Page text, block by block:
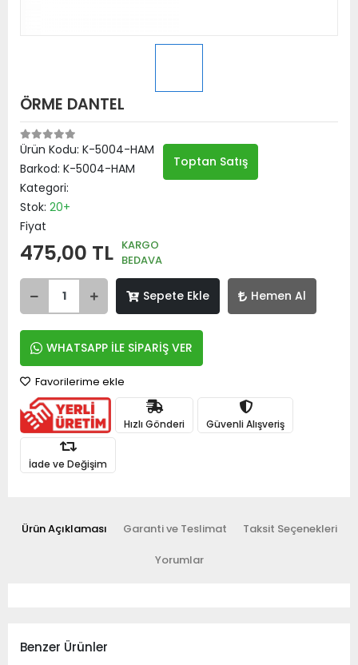
ÖRME DANTEL
Ürün Kodu: K-5004-HAM
Barkod: K-5004-HAM
Kategori:
Stok: 20+
Fiyat
475,00 TL KARGO
BEDAVA
Sepete Ekle Hemen Al
WHATSAPP İLE SİPARİŞ VER
Toptan Satış
Favorilerime ekle
Hızlı Gönderi Güvenli Alışveriş
İade ve Değişim
Ürün Açıklaması Garanti ve Teslimat Taksit Seçenekleri
Yorumlar
Benzer Ürünler